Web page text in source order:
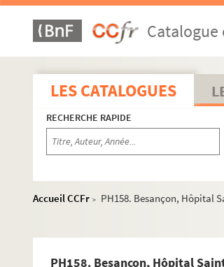
Catalogue
LES CATALOGUES
RECHERCHE RAPIDE
Accueil CCFr >
PH158. Besançon, Hôpital
PH158. Besançon, Hôpital